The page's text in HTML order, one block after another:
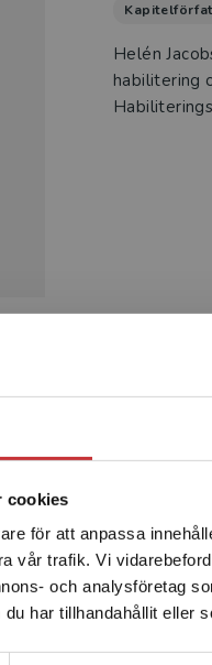
cookies
för att anpassa
vår trafik. Vi
och analysföretag
har tillhandahållit eller
Begränsad
Det verkar som att du
enhet utanför Sverige.
Sverige. För att kunna
leveransadressen
Helén
habilitering